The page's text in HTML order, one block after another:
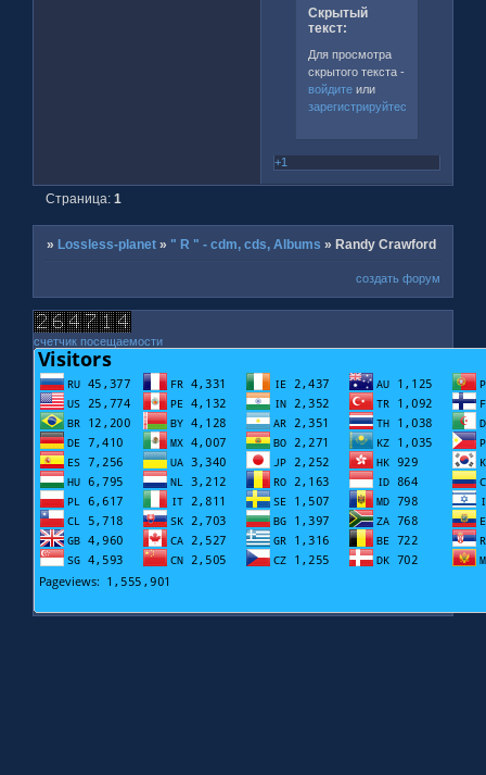
Скрытый
текст:
Для просмотра
скрытого текста -
войдитеили
зарегистрируйтесь
+1
Страница:1
»Lossless-planet » " R " - cdm, cds, Albums »Randy Crawford
создать форум
счетчик посещаемости